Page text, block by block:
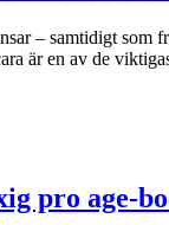
– samtidigt som
är en av de
pro age-